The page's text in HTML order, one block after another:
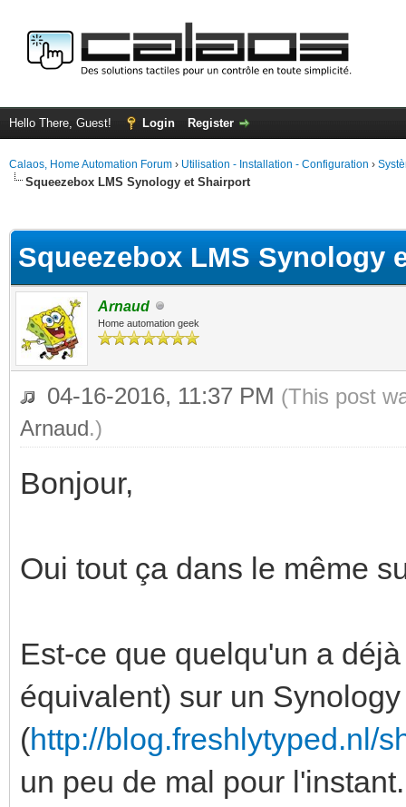
Hello There, Guest! Login Register
Calaos, Home Automation Forum › Utilisation - Installation - Configuration ›
Squeezebox LMS Synology et Shairport
Squeezebox LMS Synology
Arnaud
Home automation geek
04-16-2016, 11:37 PM (This post
Arnaud.)
Bonjour,
Oui tout ça dans le même
Est-ce que quelqu'un a
équivalent) sur un
(http://blog.freshlytyped.nl/
un peu de mal pour